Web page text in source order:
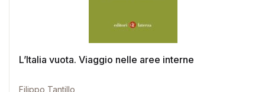
L’Italia vuota. Viaggio nelle aree interne
Filippo Tantillo